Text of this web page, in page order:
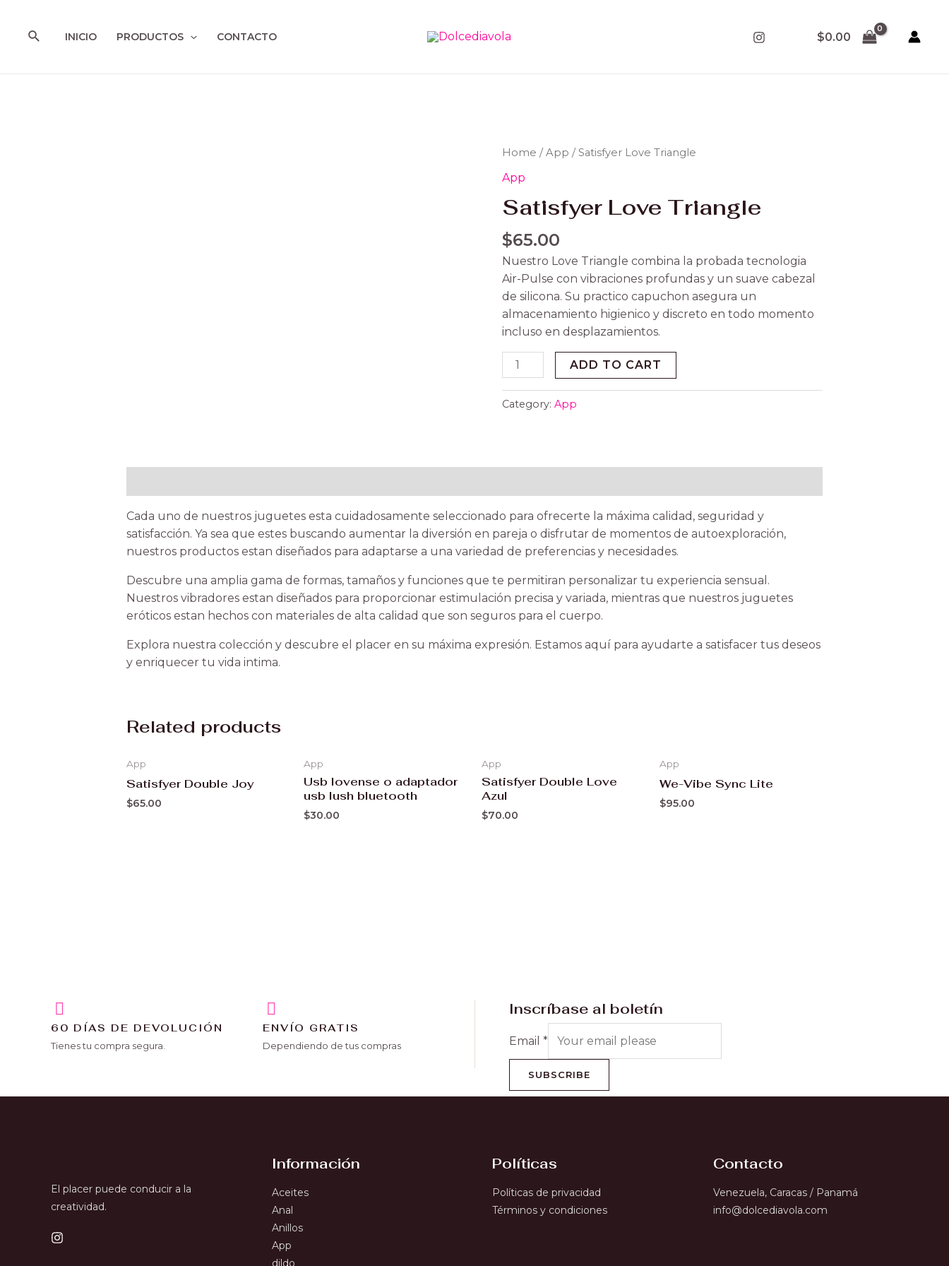
contenido
BuscarINICIO PRODUCTOS CONTACTO $0.00
Home /App / Satisfyer Love Triangle
App
Satisfyer Love Triangle
$65.00
Nuestro Love Triangle combina la probada tecnologia
Air-Pulse con vibraciones profundas y un suave cabezal
de silicona. Su practico capuchon asegura un
almacenamiento higienico y discreto en todo momento
incluso en desplazamientos.
Satisfyer
Love
Triangle
quantity
ADD TO CART
Category:App
Cada uno de nuestros juguetes esta cuidadosamente seleccionado para ofrecerte la máxima calidad, seguridad y
satisfacción. Ya sea que estes buscando aumentar la diversión en pareja o disfrutar de momentos de autoexploración,
nuestros productos estan diseñados para adaptarse a una variedad de preferencias y necesidades.
Descubre una amplia gama de formas, tamaños y funciones que te permitiran personalizar tu experiencia sensual.
Nuestros vibradores estan diseñados para proporcionar estimulación precisa y variada, mientras que nuestros juguetes
eróticos estan hechos con materiales de alta calidad que son seguros para el cuerpo.
Explora nuestra colección y descubre el placer en su máxima expresión. Estamos aquí para ayudarte a satisfacer tus deseos
y enriquecer tu vida intima.
Related products
App
Satisfyer Double Joy
$65.00
App
Usb lovense o adaptador
usb lush bluetooth
$30.00
App
Satisfyer Double Love
Azul
$70.00
App
We-Vibe Sync Lite
$95.00
60 DÍAS DE DEVOLUCIÓN
Tienes tu compra segura.
ENVÍO GRATIS
Dependiendo de tus compras
Inscríbase al boletín
Email *
SUBSCRIBE
El placer puede conducir a la
creatividad.
Información
Aceites
Anal
Anillos
App
dildo
Políticas
Políticas de privacidad
Términos y condiciones
Contacto
Venezuela, Caracas / Panamá
info@dolcediavola.com